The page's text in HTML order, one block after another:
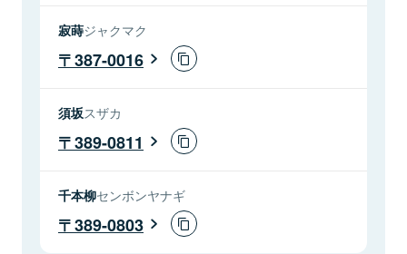
寂蒔ジャクマク
387-0016
須坂スザカ
389-0811
千本柳センボンヤナギ
389-0803